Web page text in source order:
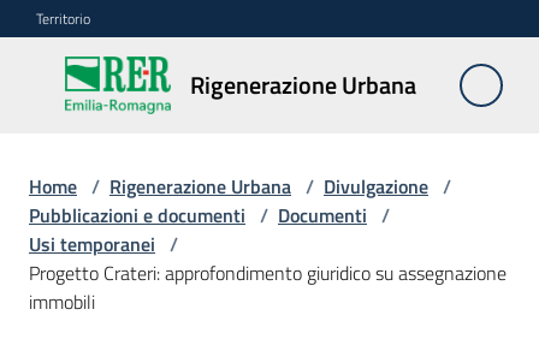
Vai al contenuto
Vai alla navigazione
Vai al footer
Territorio
Rigenerazione Urbana
Rigenerazione
Urbana
Misure
e
contributi
Home / Rigenerazione Urbana / Divulgazione /
Pubblicazioni e documenti / Documenti /
Usi temporanei /
Progetto Crateri: approfondimento giuridico su assegnazione
immobili